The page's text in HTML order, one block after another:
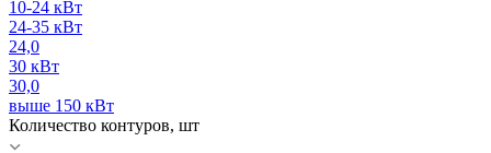
10-24 кВт
24-35 кВт
24,0
30 кВт
30,0
выше 150 кВт
Количество контуров, шт